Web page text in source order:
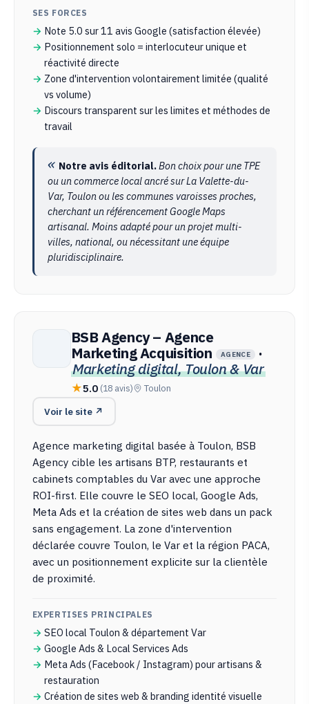
SES FORCES
Note 5.0 sur 11 avis Google (satisfaction élevée)
Positionnement solo = interlocuteur unique et
réactivité directe
Zone d'intervention volontairement limitée (qualité
vs volume)
Discours transparent sur les limites et méthodes de
travail
Notre avis éditorial.Bon choix pour une TPE
ou un commerce local ancré sur La Valette-du-
Var, Toulon ou les communes varoisses proches,
cherchant un référencement Google Maps
artisanal. Moins adapté pour un projet multi-
villes, national, ou nécessitant une équipe
pluridisciplinaire.
BSB Agency – Agence
Marketing Acquisition
AGENCE
·
Marketing digital, Toulon & Var
5.0 (18 avis) Toulon
Voir le site ↗
Agence marketing digital basée à Toulon, BSB
Agency cible les artisans BTP, restaurants et
cabinets comptables du Var avec une approche
ROI-first. Elle couvre le SEO local, Google Ads,
Meta Ads et la création de sites web dans un pack
sans engagement. La zone d'intervention
déclarée couvre Toulon, le Var et la région PACA,
avec un positionnement explicite sur la clientèle
de proximité.
EXPERTISES PRINCIPALES
SEO local Toulon & département Var
Google Ads & Local Services Ads
Meta Ads (Facebook / Instagram) pour artisans &
restauration
Création de sites web & branding identité visuelle